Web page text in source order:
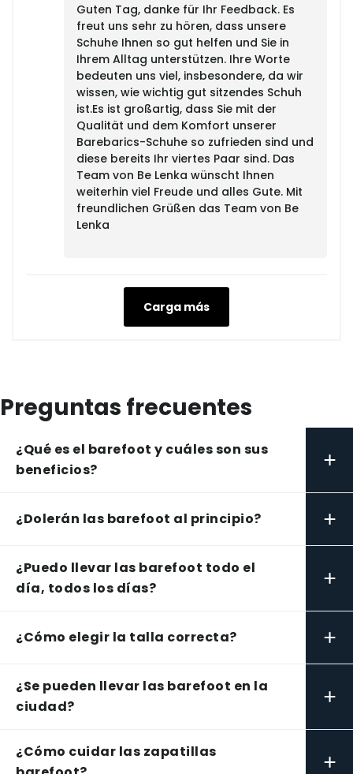
Guten Tag, danke für Ihr Feedback. Es
freut uns sehr zu hören, dass unsere
Schuhe Ihnen so gut helfen und Sie in
Ihrem Alltag unterstützen. Ihre Worte
bedeuten uns viel, insbesondere, da wir
wissen, wie wichtig gut sitzendes Schuh
ist.Es ist großartig, dass Sie mit der
Qualität und dem Komfort unserer
Barebarics-Schuhe so zufrieden sind und
diese bereits Ihr viertes Paar sind. Das
Team von Be Lenka wünscht Ihnen
weiterhin viel Freude und alles Gute. Mit
freundlichen Grüßen das Team von Be
Lenka
Carga más
Preguntas frecuentes
¿Qué es el barefoot y cuáles son sus
beneficios?
+
¿Dolerán las barefoot al principio? +
¿Puedo llevar las barefoot todo el
día, todos los días?
+
¿Cómo elegir la talla correcta? +
¿Se pueden llevar las barefoot en la
ciudad?
+
¿Cómo cuidar las zapatillas
+